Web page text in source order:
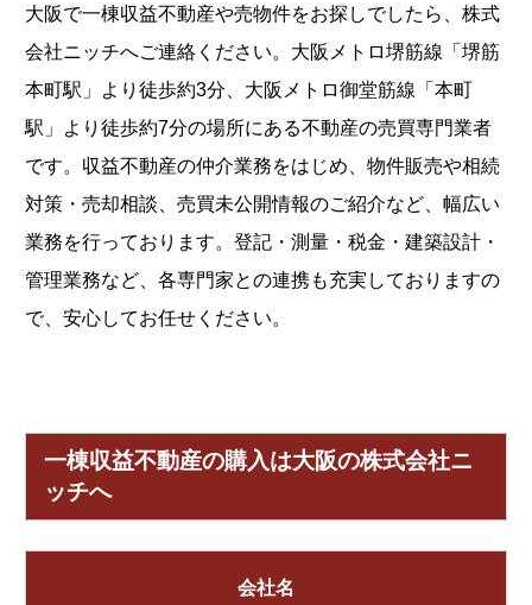
大阪で一棟収益不動産や売物件をお探しでしたら、株式
会社ニッチへご連絡ください。大阪メトロ堺筋線「堺筋
本町駅」より徒歩約3分、大阪メトロ御堂筋線「本町
駅」より徒歩約7分の場所にある不動産の売買専門業者
です。収益不動産の仲介業務をはじめ、物件販売や相続
対策・売却相談、売買未公開情報のご紹介など、幅広い
業務を行っております。登記・測量・税金・建築設計・
管理業務など、各専門家との連携も充実しておりますの
で、安心してお任せください。
一棟収益不動産の購入は大阪の株式会社ニ
ッチへ
会社名